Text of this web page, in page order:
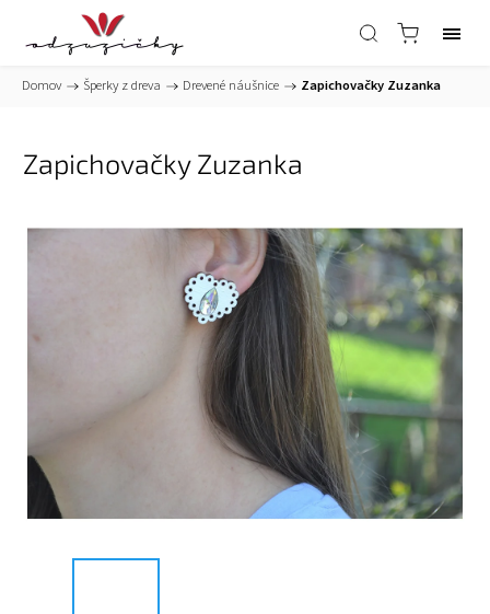
Domov / Šperky z dreva / Drevené náušnice / Zapichovačky Zuzanka
Zapichovačky Zuzanka